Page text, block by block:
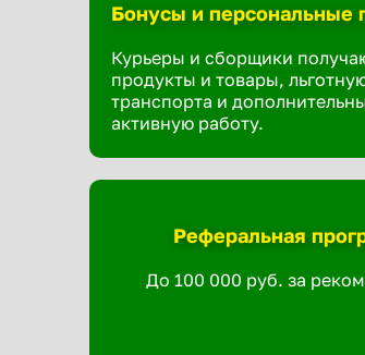
Бонусы и персональные
Курьеры и сборщики
продукты и товары,
транспорта и
активную работу.
Реферальная
До 100 000 руб. за